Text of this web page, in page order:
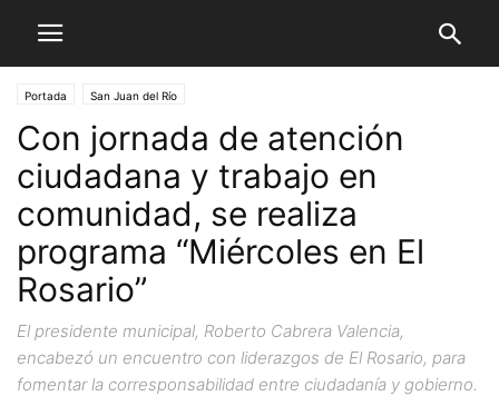
Portada San Juan del Río
Con jornada de atención
ciudadana y trabajo en
comunidad, se realiza
programa “Miércoles en El
Rosario”
El presidente municipal, Roberto Cabrera Valencia,
encabezó un encuentro con liderazgos de El Rosario, para
fomentar la corresponsabilidad entre ciudadanía y gobierno.